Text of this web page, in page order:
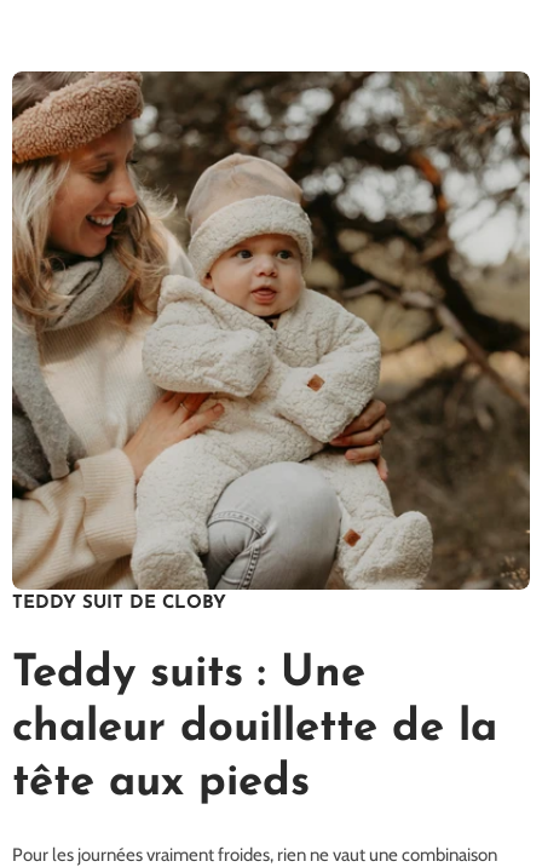
TEDDY SUIT DE CLOBY
Teddy suits : Une
chaleur douillette de la
tête aux pieds
Pour les journées vraiment froides, rien ne vaut une combinaison